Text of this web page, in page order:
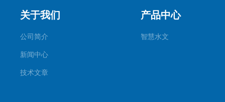
关于我们
公司简介
新闻中心
技术文章
产品中心
智慧水文